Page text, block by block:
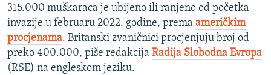
315.000 muškaraca je ubijeno ili ranjeno od početka
invazije u februaru 2022. godine, prema američkim
procjenama. Britanski zvaničnici procjenjuju broj od
preko 400.000, piše redakcija Radija Slobodna Evropa
(RSE) na engleskom jeziku.